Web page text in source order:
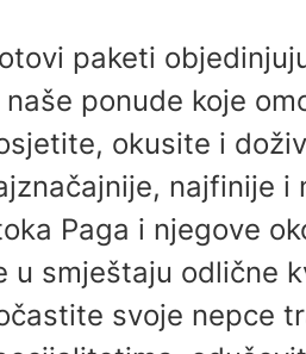
paketi
ponude koje
okusite i
najfinije i
Paga i njegove
u smještaju odlične
svoje nepce